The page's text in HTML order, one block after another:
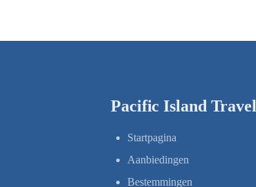
Pacific Island Travel
Startpagina
Aanbiedingen
Bestemmingen